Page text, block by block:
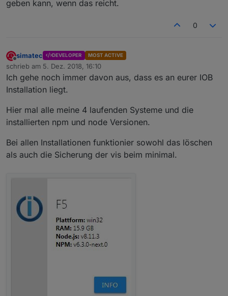
geben kann, wenn das reicht.
0
Offline
simatec DEVELOPER MOST ACTIVE
schrieb am 5. Dez. 2018, 16:10
zuletzt editiert von
Ich gehe noch immer davon aus, dass es an eurer IOB
Installation liegt.
Hier mal alle meine 4 laufenden Systeme und die
installierten npm und node Versionen.
Bei allen Installationen funktionier sowohl das löschen
als auch die Sicherung der vis beim minimal.